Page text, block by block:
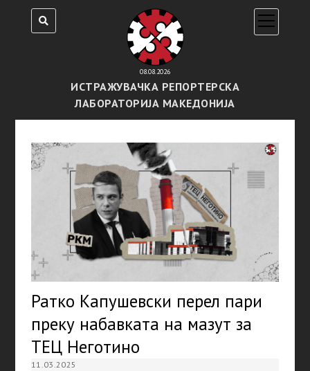
08.08.2026
ИСТРАЖУВАЧКА РЕПОРТЕРСКА
ЛАБОРАТОРИЈА МАКЕДОНИЈА
open
menu
Ратко Капушевски перел пари
преку набавката на мазут за
ТЕЦ Неготино
11.03.2025